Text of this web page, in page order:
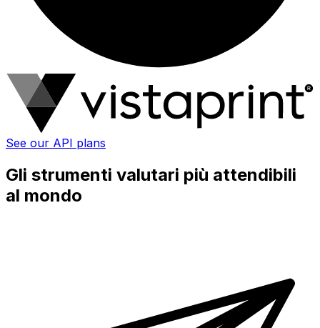
See our API plans
Gli strumenti valutari più attendibili
al mondo